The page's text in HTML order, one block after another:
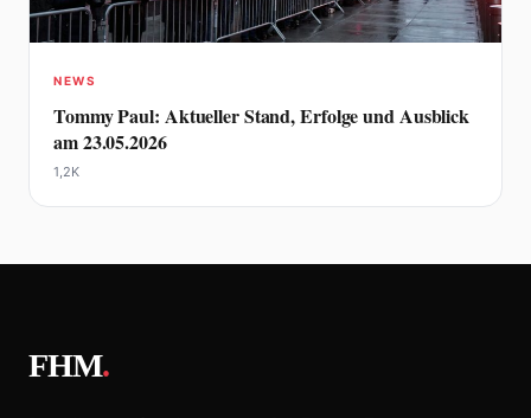
NEWS
Tommy Paul: Aktueller Stand, Erfolge und Ausblick
am 23.05.2026
1,2K
FHM.